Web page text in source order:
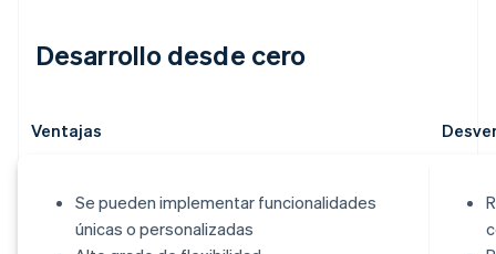
Desarrollo desde cero
Ventajas
Se pueden implementar funcionalidades
únicas o personalizadas